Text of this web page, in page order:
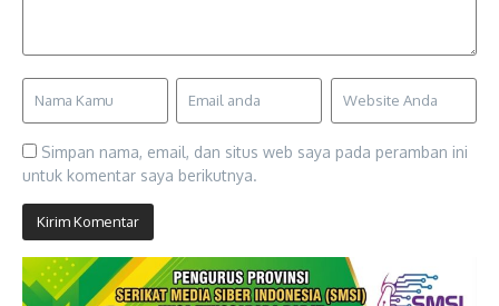
Simpan nama, email, dan situs web saya pada peramban ini
untuk komentar saya berikutnya.